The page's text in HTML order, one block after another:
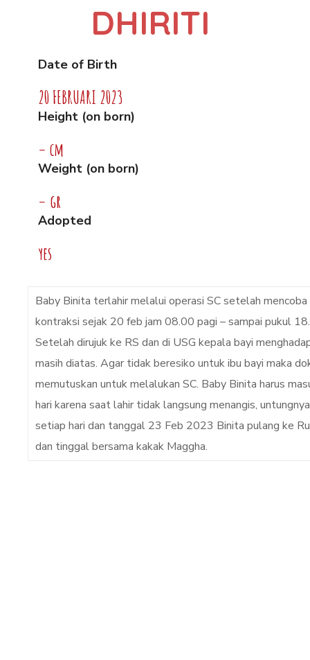
DHIRITI
Date of Birth
20 FEBRUARI 2023
Height (on born)
– cm
Weight (on born)
– gr
Adopted
yes
Baby Binita terlahir melalui operasi SC setelah mencoba
kontraksi sejak 20 feb jam 08.00 pagi – sampai pukul
Setelah dirujuk ke RS dan di USG kepala bayi
masih diatas. Agar tidak beresiko untuk ibu bayi maka
memutuskan untuk melalukan SC. Baby Binita harus
hari karena saat lahir tidak langsung menangis,
setiap hari dan tanggal 23 Feb 2023 Binita pulang ke
dan tinggal bersama kakak Maggha.